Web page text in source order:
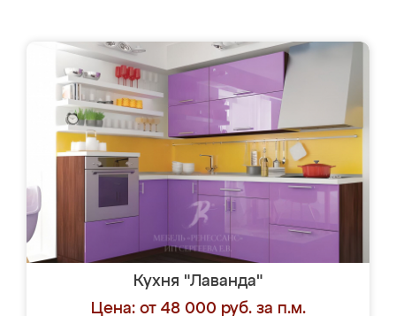
Кухня "Лаванда"
Цена: от 48 000 руб. за п.м.